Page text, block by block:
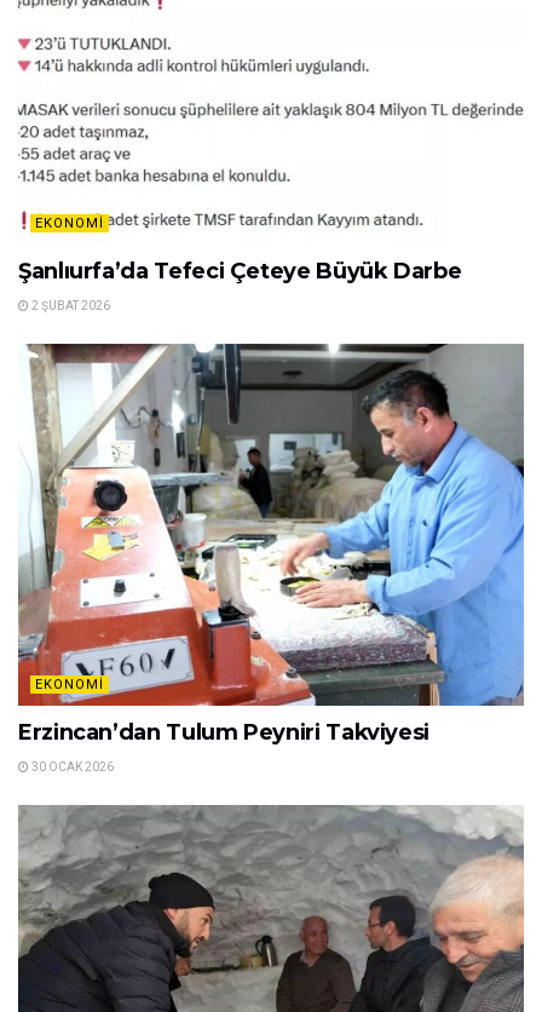
EKONOMI
Şanlıurfa’da Tefeci Çeteye Büyük Darbe
2 ŞUBAT 2026
EKONOMI
Erzincan’dan Tulum Peyniri Takviyesi
30 OCAK 2026